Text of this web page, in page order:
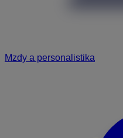
Mzdy a personalistika